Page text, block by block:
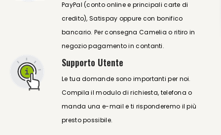
PayPal (conto online e principali carte di
credito), Satispay oppure con bonifico
bancario. Per consegna Camelia o ritiro in
negozio pagamento in contanti.
Supporto Utente
Le tua domande sono importanti per noi.
Compila il modulo di richiesta, telefona o
manda una e-mail e ti risponderemo il più
presto possibile.